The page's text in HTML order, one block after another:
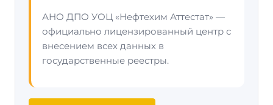
АНО ДПО УОЦ «Нефтехим Аттестат» —
официально лицензированный центр с
внесением всех данных в
государственные реестры.